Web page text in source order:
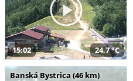
15:02 24,7 °C
Banská Bystrica (46 km)